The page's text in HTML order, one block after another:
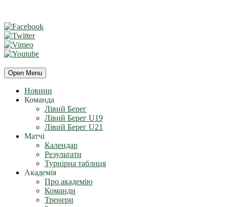
Open Menu
Новини
Команда
Лівий Берег
Лівий Берег U19
Лівий Берег U21
Матчі
Календар
Результати
Турнірна таблиця
Академія
Про академію
Команди
Тренери